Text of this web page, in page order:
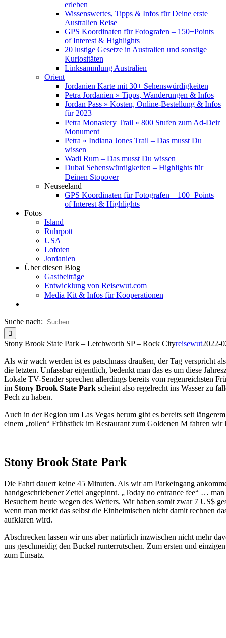
erleben
Wissenswertes, Tipps & Infos für Deine erste
Australien Reise
GPS Koordinaten für Fotografen – 150+Points
of Interest & Highlights
20 lustige Gesetze in Australien und sonstige
Kuriositäten
Linksammlung Australien
Orient
Jordanien Karte mit 30+ Sehenswürdigkeiten
Petra Jordanien » Tipps, Wanderungen & Infos
Jordan Pass » Kosten, Online-Bestellung & Infos
für 2023
Petra Monastery Trail » 800 Stufen zum Ad-Deir
Monument
Petra » Indiana Jones Trail – Das musst Du
wissen
Wadi Rum – Das musst Du wissen
Dubai Sehenswürdigkeiten – Highlights für
Deinen Stopover
Neuseeland
GPS Koordinaten für Fotografen – 100+Points
of Interest & Highlights
Fotos
Island
Ruhrpott
USA
Lofoten
Jordanien
Über diesen Blog
Gastbeiträge
Entwicklung von Reisewut.com
Media Kit & Infos für Kooperationen
Suche nach:
Stony Brook State Park – Letchworth SP – Rock Cityreisewut2022-
Als wir wach werden ist es patschnass draußen, der Tag verspricht
die letzten. Unfassbar eigentlich, bedenkt man das es um diese
Lokale TV-Sender sprechen allerdings bereits vom regenreichsten
im Stony Brook State Park scheint also regelrecht ins Wasser zu
Pech zu haben.
Auch in der Region um Las Vegas herum gibt es bereits seit
einem „tollen“ Frühstück im Restaurant zum Goldenen M fahren
Stony Brook State Park
Die Fahrt dauert keine 45 Minuten. Als wir am Parkeingang
handgeschriebener Zettel angepinnt. „Today no entrance fee“ …
Besuchern heute wegen des Wetters. Wir haben somit zwar 7 US$
wenn man merkt das selbst die Einheimischen nicht damit rechnen
aufklaren wird.
Abschrecken lassen wir uns aber natürlich inzwischen nicht mehr
uns geschmeidig den Buckel runterrutschen. Zum ersten und
zum Einsatz.